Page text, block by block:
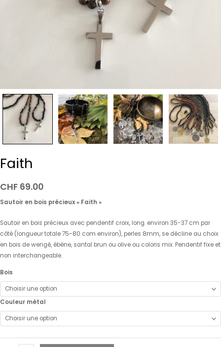
Faith
CHF 69.00
Sautoir en bois précieux « Faith »
Sautoir en bois précieux avec pendentif croix, long. environ 35-37 cm par
côté (longueur totale 75-80 com environ), perles 8mm, se décline au choix
en bois de wengé, ébène, santal brun ou olive ou coloris mix. Pendentif fixe et
non interchangeable.
Bois
Couleur métal